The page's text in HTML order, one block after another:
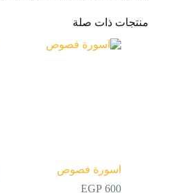
منتجات ذات صلة
اسورة فصوص
EGP 600